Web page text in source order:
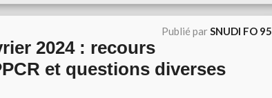
Publié parSNUDI FO 95
2024 : recours
et questions diverses